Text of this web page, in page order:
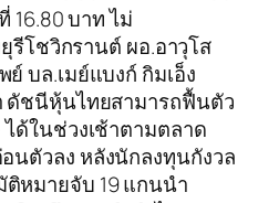
16.80 บาท ไม่
โชวิกรานต์ ผอ.อาวุโส
บล.เมย์แบงก์ กิมเอ็ง
ดัชนีหุ้นไทยสามารถฟื้นตัว
ด้ในช่วงเช้าตามตลาด
นตัวลง หลังนักลงทุนกังวล
หมายจับ 19 แกนนำ